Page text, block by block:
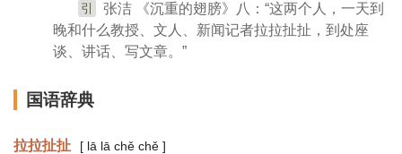
引
张洁 《沉重的翅膀》八：“这两个人，一天到
晚和什么教授、文人、新闻记者拉拉扯扯，到处座
谈、讲话、写文章。”
国语辞典
拉拉扯扯 [ lā lā chě chě ]